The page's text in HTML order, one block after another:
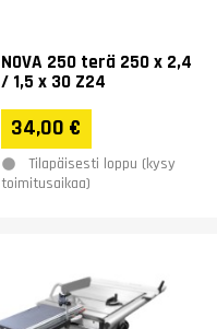
NOVA 250 terä 250 x 2,4
/ 1,5 x 30 Z24
34,00 €
Tilapäisesti loppu (kysy
toimitusaikaa)